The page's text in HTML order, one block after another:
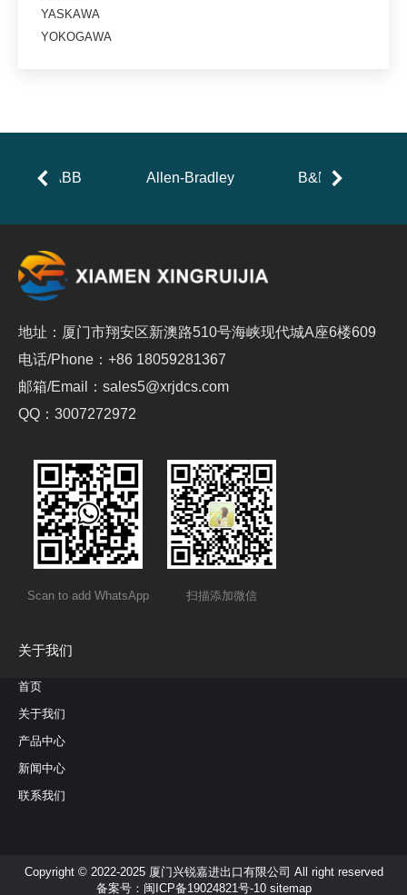
YASKAWA
YOKOGAWA
ABB Allen-Bradley B&R
地址：厦门市翔安区新澳路510号海峡现代城A座6楼609
电话/Phone：+86 18059281367
邮箱/Email：sales5@xrjdcs.com
QQ：3007272972
Scan to add WhatsApp 扫描添加微信
关于我们
首页
关于我们
产品中心
新闻中心
联系我们
Copyright © 2022-2025 厦门兴锐嘉进出口有限公司 All right reserved
备案号： 闽ICP备19024821号-10 sitemap